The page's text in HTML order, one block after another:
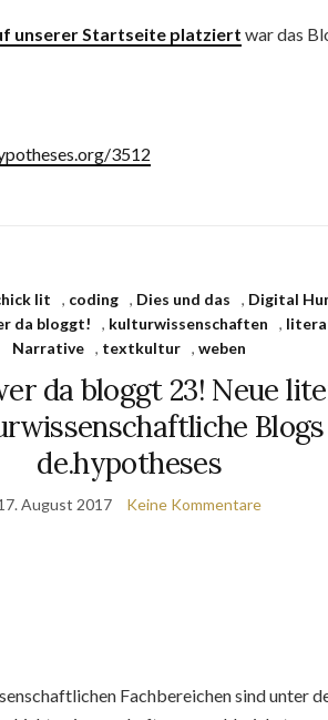
unserer Startseite platziert war das
3512
lit , coding , Dies und das , Digital
da bloggt! , kulturwissenschaften ,
Narrative , textkultur ,weben
da bloggt 23! Neue
de.hypotheses
August 2017 Keine Kommentare
Fachbereichen sind unter